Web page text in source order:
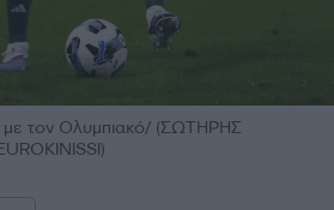
με τον Ολυμπιακό/ (ΣΩΤΗΡΗΣ